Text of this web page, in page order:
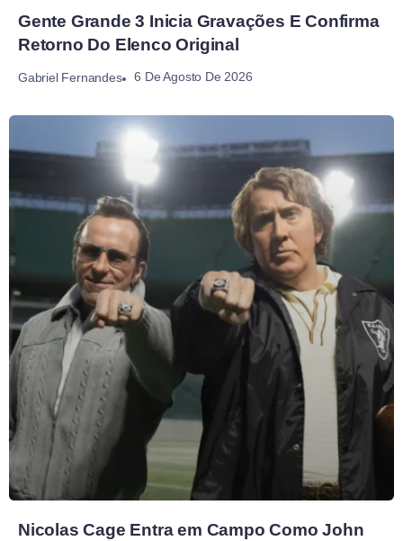
Gente Grande 3 Inicia Gravações E Confirma
Retorno Do Elenco Original
Gabriel Fernandes 6 De Agosto De 2026
Nicolas Cage Entra em Campo Como John